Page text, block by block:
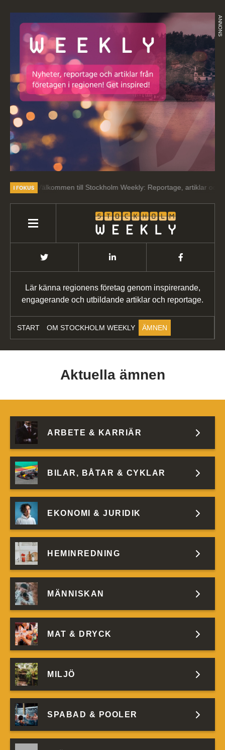
ANNONS
Välkommen till Stockholm Weekly: Reportage, artiklar och
Lär känna regionens företag genom inspirerande,
engagerande och utbildande artiklar och reportage.
START OM STOCKHOLM WEEKLY ÄMNEN
Aktuella ämnen
ARBETE & KARRIÄR
BILAR, BÅTAR & CYKLAR
EKONOMI & JURIDIK
HEMINREDNING
MÄNNISKAN
MAT & DRYCK
MILJÖ
SPABAD & POOLER